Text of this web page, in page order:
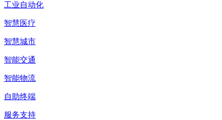
工业自动化
智慧医疗
智慧城市
智能交通
智能物流
自助终端
服务支持